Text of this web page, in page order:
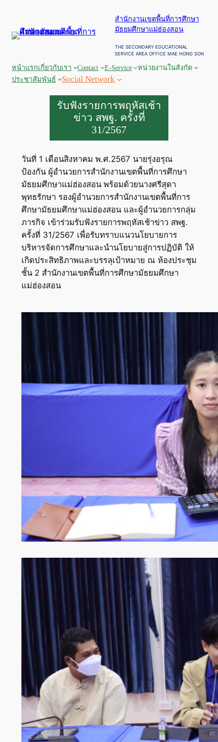
สำนักงานเขตพื้นที่การศึกษา
มัธยมศึกษาแม่ฮ่องสอน
THE SECONDARY EDUCATIONAL
SERVICE AREA OFFICE MAE HONG SON
หน้าแรกเกี่ยวกับเรา Contact E-Service
หน่วยงานในสังกัด
ประชาสัมพันธ์
Social Network
รับฟังรายการพฤหัสเช้า
ข่าว สพฐ. ครั้งที่
31/2567
วันที่ 1 เดือนสิงหาคม พ.ศ.2567 นายรุ่งอรุณ
ป้องกัน ผู้อำนวยการสำนักงานเขตพื้นที่การศึกษา
มัธยมศึกษาแม่ฮ่องสอน พร้อมด้วยนางศรีสุดา
พุทธรักษา รองผู้อำนวยการสำนักงานเขตพื้นที่การ
ศึกษามัธยมศึกษาแม่ฮ่องสอน และผู้อำนวยการกลุ่ม
ภารกิจ เข้าร่วมรับฟังรายการพฤหัสเช้าข่าว สพฐ.
ครั้งที่ 31/2567 เพื่อรับทราบแนวนโยบายการ
บริหารจัดการศึกษาและนำนโยบายสู่การปฏิบัติ ให้
เกิดประสิทธิภาพและบรรลุเป้าหมาย ณ ห้องประชุม
ชั้น 2 สำนักงานเขตพื้นที่การศึกษามัธยมศึกษา
แม่ฮ่องสอน